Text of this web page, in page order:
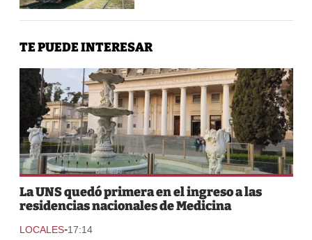
TE PUEDE INTERESAR
La UNS quedó primera en el ingreso a las
residencias nacionales de Medicina
LOCALES-17:14